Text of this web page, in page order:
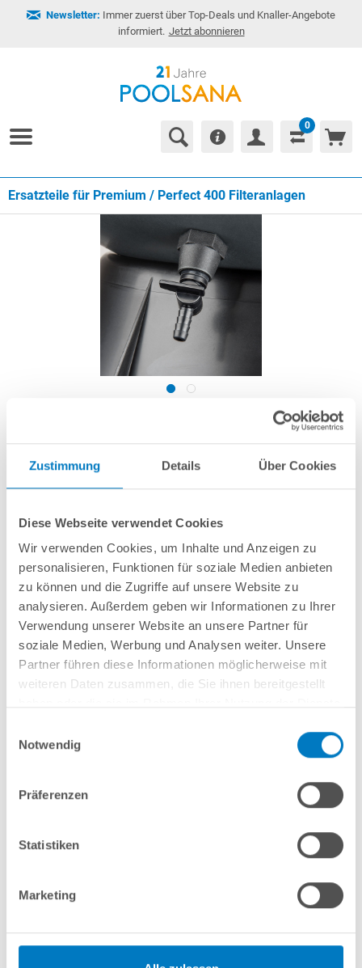
Zustimmung Details Über Cookies
Diese Webseite verwendet Cookies
Wir verwenden Cookies, um Inhalte und Anzeigen zu
personalisieren, Funktionen für soziale Medien anbieten
zu können und die Zugriffe auf unsere Website zu
analysieren. Außerdem geben wir Informationen zu Ihrer
Verwendung unserer Website an unsere Partner für
soziale Medien, Werbung und Analysen weiter. Unsere
Partner führen diese Informationen möglicherweise mit
weiteren Daten zusammen, die Sie ihnen bereitgestellt
Notwendig
Präferenzen
Statistiken
Marketing
Newsletter: Immer zuerst über Top-Deals und Knaller-Angebote
informiert. Jetzt abonnieren
0
Ersatzteile für Premium / Perfect 400 Filteranlagen
Entleerungs-Set für Filteranlagen PREMIUM
/ PERFECT (ASTRALPOOL)
19,99 € *
29,99 € *
inkl. gesetzlicher MwSt. zzgl. Versandkosten; ab 99,- frachtfrei
Lieferung in ca. 1-3 Arbeitstagen
5-teiliges Entleerungsset bestehend aus Behälterdurchführung, Konter-
Gegenstück, 2 Dichtungen sowie Entleerhahn.
info(at)poolsana.de Anfrageformular